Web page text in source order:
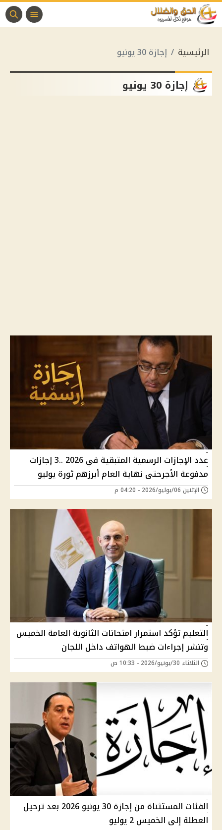
الرئيسية إجازة 30 يونيو
إجازة 30 يونيو
عدد الإجازات الرسمية المتبقية في 2026 ..3 إجازات
مدفوعة الأجرحتى نهاية العام أبرزهم ثورة يوليو
الإثنين 06/يوليو/2026 - 04:20 م
التعليم تؤكد استمرار امتحانات الثانوية العامة الخميس
وتنشر إجراءات ضبط الهواتف داخل اللجان
الثلاثاء 30/يونيو/2026 - 10:33 ص
الفئات المستثناة من إجازة 30 يونيو 2026 بعد ترحيل
العطلة إلى الخميس 2 يوليو